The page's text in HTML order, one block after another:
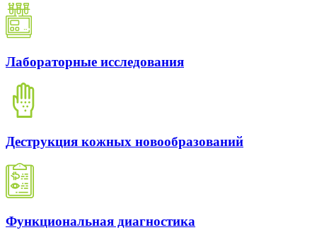
Лабораторные исследования
Деструкция кожных новообразований
Функциональная диагностика